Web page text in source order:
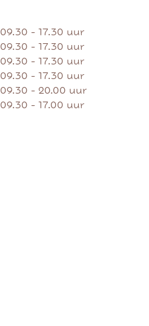
09.30 - 17.30 uur
09.30 - 17.30 uur
09.30 - 17.30 uur
09.30 - 17.30 uur
09.30 - 20.00 uur
09.30 - 17.00 uur